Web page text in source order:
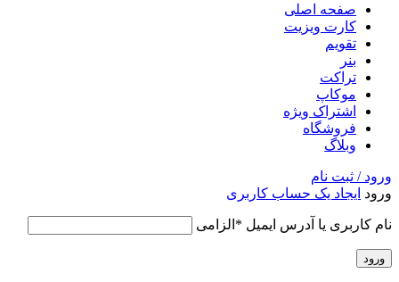
صفحه اصلی
کارت ویزیت
تقویم
بنر
تراکت
موکاپ
اشتراک ویژه
فروشگاه
وبلاگ
ورود / ثبت نام
ورود ایجاد یک حساب کاربری
نام کاربری یا آدرس ایمیل * الزامی
ورود